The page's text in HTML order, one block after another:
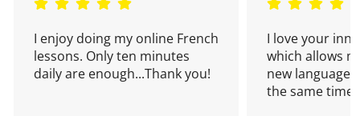
I enjoy doing my online French
lessons. Only ten minutes
daily are enough...Thank you!
I love your
which allows
new language
the same time!